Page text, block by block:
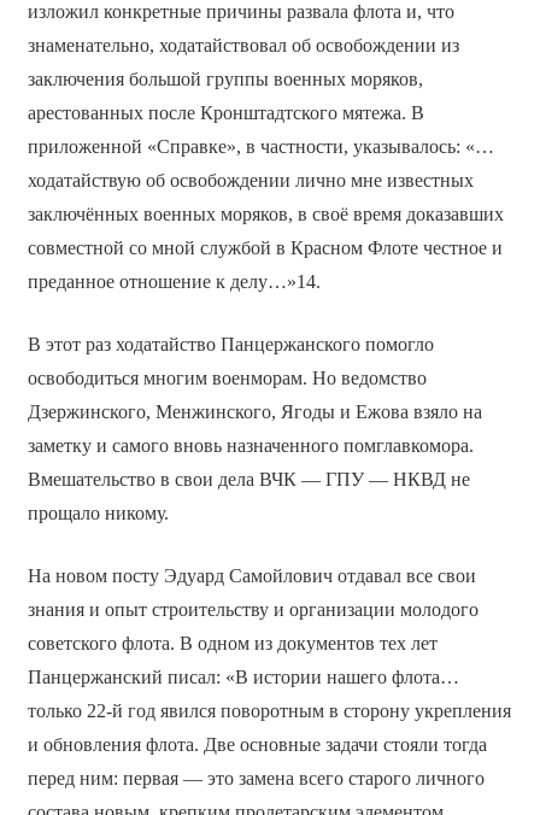
изложил конкретные причины развала флота и, что
знаменательно, ходатайствовал об освобождении из
заключения большой группы военных моряков,
арестованных после Кронштадтского мятежа. В
приложенной «Справке», в частности, указывалось: «…
ходатайствую об освобождении лично мне известных
заключённых военных моряков, в своё время доказавших
совместной со мной службой в Красном Флоте честное и
преданное отношение к делу…»14.
В этот раз ходатайство Панцержанского помогло
освободиться многим военморам. Но ведомство
Дзержинского, Менжинского, Ягоды и Ежова взяло на
заметку и самого вновь назначенного помглавкомора.
Вмешательство в свои дела ВЧК — ГПУ — НКВД не
прощало никому.
На новом посту Эдуард Самойлович отдавал все свои
знания и опыт строительству и организации молодого
советского флота. В одном из документов тех лет
Панцержанский писал: «В истории нашего флота…
только 22-й год явился поворотным в сторону укрепления
и обновления флота. Две основные задачи стояли тогда
перед ним: первая — это замена всего старого личного